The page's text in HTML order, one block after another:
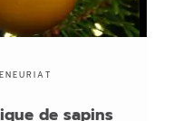
de sapins